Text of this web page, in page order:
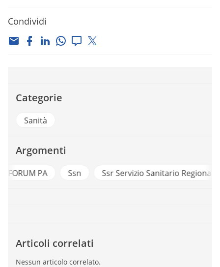
Condividi
Categorie
Sanità
Argomenti
Ssn Ssr Servizio Sanitario Regionale
Articoli correlati
Nessun articolo correlato.